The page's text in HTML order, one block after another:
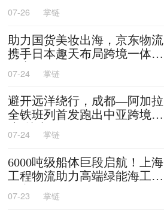
07-26 掌链
助力国货美妆出海，京东物流
携手日本趣天布局跨境一体化
07-24 掌链
避开远洋绕行，成都—阿加拉
全铁班列首发跑出中亚跨境物
流“快车道”
07-24 掌链
6000吨级船体巨段启航！上海
工程物流助力高端绿能海工装
07-23 掌链